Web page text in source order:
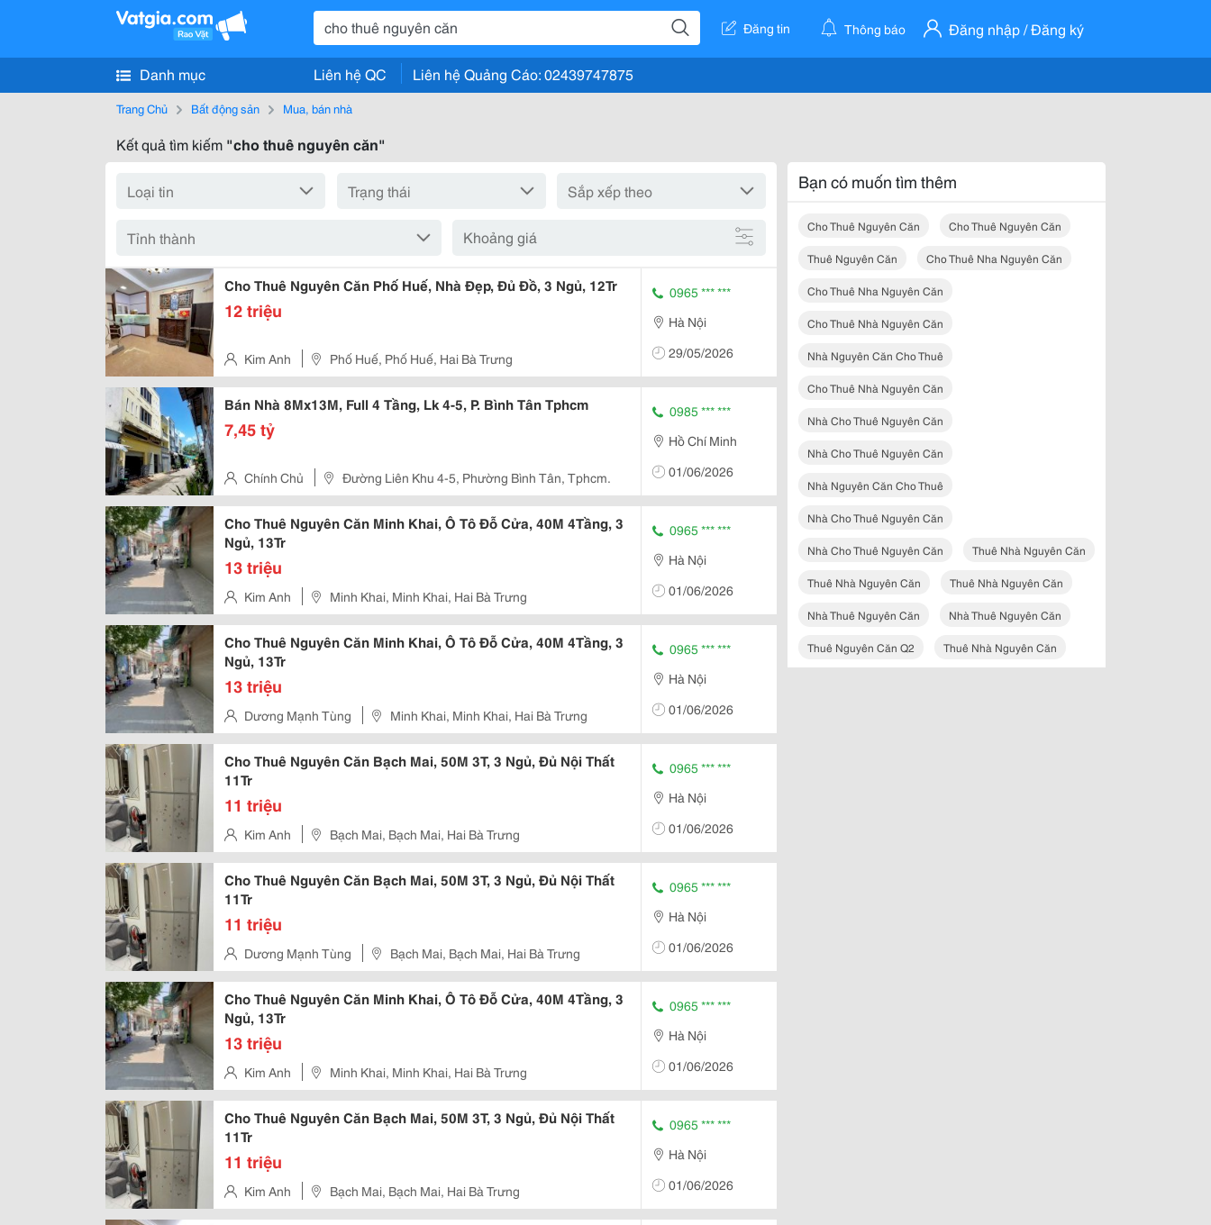
Đăng tin Thông báo Đăng nhập / Đăng ký
Danh mục Liên hệ QC Liên hệ Quảng Cáo: 02439747875
Trang Chủ Bất động sản Mua, bán nhà
Kết quả tìm kiếm "cho thuê nguyên căn"
Khoảng giá
Cho Thuê Nguyên Căn Phố Huế, Nhà Đẹp, Đủ Đồ, 3 Ngủ, 12Tr
12 triệu
Kim Anh Phố Huế, Phố Huế, Hai Bà Trưng
0965 *** ***
Hà Nội
29/05/2026
Bán Nhà 8Mx13M, Full 4 Tầng, Lk 4-5, P. Bình Tân Tphcm
7,45 tỷ
Chính Chủ Đường Liên Khu 4-5, Phường Bình Tân, Tphcm.
0985 *** ***
Hồ Chí Minh
01/06/2026
Cho Thuê Nguyên Căn Minh Khai, Ô Tô Đỗ Cửa, 40M 4Tầng, 3
Ngủ, 13Tr
13 triệu
Kim Anh Minh Khai, Minh Khai, Hai Bà Trưng
0965 *** ***
Hà Nội
01/06/2026
Cho Thuê Nguyên Căn Minh Khai, Ô Tô Đỗ Cửa, 40M 4Tầng, 3
Ngủ, 13Tr
13 triệu
Dương Mạnh Tùng Minh Khai, Minh Khai, Hai Bà Trưng
0965 *** ***
Hà Nội
01/06/2026
Cho Thuê Nguyên Căn Bạch Mai, 50M 3T, 3 Ngủ, Đủ Nội Thất
11Tr
11 triệu
Kim Anh Bạch Mai, Bạch Mai, Hai Bà Trưng
0965 *** ***
Hà Nội
01/06/2026
Cho Thuê Nguyên Căn Bạch Mai, 50M 3T, 3 Ngủ, Đủ Nội Thất
11Tr
11 triệu
Dương Mạnh Tùng Bạch Mai, Bạch Mai, Hai Bà Trưng
0965 *** ***
Hà Nội
01/06/2026
Cho Thuê Nguyên Căn Minh Khai, Ô Tô Đỗ Cửa, 40M 4Tầng, 3
Ngủ, 13Tr
13 triệu
Kim Anh Minh Khai, Minh Khai, Hai Bà Trưng
0965 *** ***
Hà Nội
01/06/2026
Cho Thuê Nguyên Căn Bạch Mai, 50M 3T, 3 Ngủ, Đủ Nội Thất
11Tr
11 triệu
Kim Anh Bạch Mai, Bạch Mai, Hai Bà Trưng
0965 *** ***
Hà Nội
01/06/2026
Bạn có muốn tìm thêm
Cho Thuê Nguyên Căn Cho Thuê Nguyên Căn
Thuê Nguyên Căn Cho Thuê Nha Nguyên Căn
Cho Thuê Nha Nguyên Căn
Cho Thuê Nhà Nguyên Căn
Nhà Nguyên Căn Cho Thuê
Cho Thuê Nhà Nguyên Căn
Nhà Cho Thuê Nguyên Căn
Nhà Cho Thuê Nguyên Căn
Nhà Nguyên Căn Cho Thuê
Nhà Cho Thuê Nguyên Căn
Nhà Cho Thuê Nguyên Căn Thuê Nhà Nguyên Căn
Thuê Nhà Nguyên Căn Thuê Nhà Nguyên Căn
Nhà Thuê Nguyên Căn Nhà Thuê Nguyên Căn
Thuê Nguyên Căn Q2 Thuê Nhà Nguyên Căn